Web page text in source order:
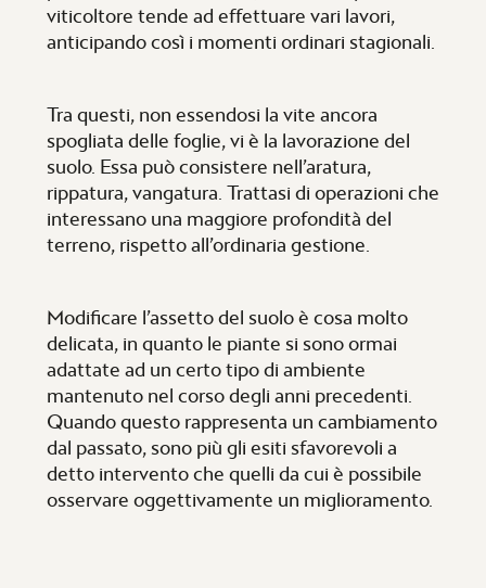
viticoltore tende ad effettuare vari lavori,
anticipando così i momenti ordinari stagionali.
Tra questi, non essendosi la vite ancora
spogliata delle foglie, vi è la lavorazione del
suolo. Essa può consistere nell’aratura,
rippatura, vangatura. Trattasi di operazioni che
interessano una maggiore profondità del
terreno, rispetto all’ordinaria gestione.
Modificare l’assetto del suolo è cosa molto
delicata, in quanto le piante si sono ormai
adattate ad un certo tipo di ambiente
mantenuto nel corso degli anni precedenti.
Quando questo rappresenta un cambiamento
dal passato, sono più gli esiti sfavorevoli a
detto intervento che quelli da cui è possibile
osservare oggettivamente un miglioramento.